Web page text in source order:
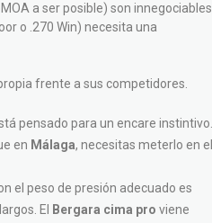
a ser posible) son innegociables.
o .270 Win) necesita una
frente a sus competidores.
pensado para un encare instintivo.
en Málaga, necesitas meterlo en el
el peso de presión adecuado es
El
Bergara cima pro viene